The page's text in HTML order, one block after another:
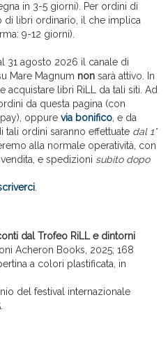
in 3-5 giorni). Per ordini di
libri ordinario, il che implica
9-12 giorni).
31 agosto 2026 il canale di
Mare Magnum non sarà attivo. In
acquistare libri RiLL da tali siti Ad
da questa pagina (con
oppure via bonifico , e da
tali ordini saranno effettuate dal 1°
alla normale operatività, con
e spedizioni subito dopo
dal Trofeo RiLL e dintorni
Acheron Books, 2025; 168
a colori plastificata, in
del festival internazionale